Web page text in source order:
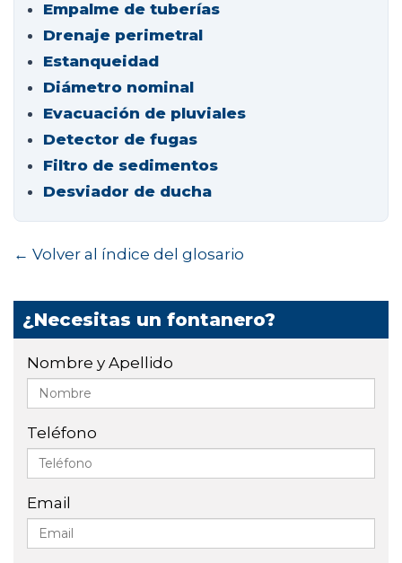
Empalme de tuberías
Drenaje perimetral
Estanqueidad
Diámetro nominal
Evacuación de pluviales
Detector de fugas
Filtro de sedimentos
Desviador de ducha
← Volver al índice del glosario
¿Necesitas un fontanero?
Nombre y Apellido
Teléfono
Email